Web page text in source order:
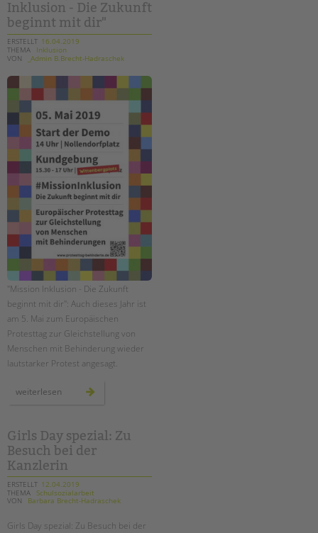
Inklusion - Die Zukunft
beginnt mit dir"
ERSTELLT 16.04.2019
THEMA
Inklusion
VON
_Admin B.Brecht-Hadraschek
"Mission Inklusion - Die Zukunft
beginnt mit dir": Auch dieses Jahr ist
am 5. Mai zum Europäischen
Protesttag zur Gleichstellung von
Menschen mit Behinderung wieder
lautstarker Protest angesagt.
weiterlesen europäischer
protesttag:
die
zukunft
beginnt
mit
dir"
Girls Day spezial: Zu
Besuch bei der
Kanzlerin
ERSTELLT 12.04.2019
THEMA Schulsozialarbeit
VON
Barbara Brecht-Hadraschek
Girls Day spezial: Zu Besuch bei der